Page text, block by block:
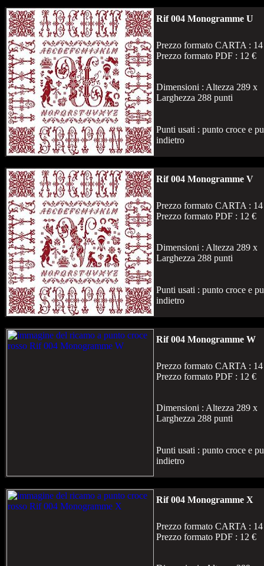
Rif 004 Monogramme U
Prezzo formato CARTA :
Prezzo formato PDF : 12 €
Dimensioni : Altezza 289 x
Larghezza 288 punti
Punti usati : punto croce e
indietro
Rif 004 Monogramme V
Prezzo formato CARTA :
Prezzo formato PDF : 12 €
Dimensioni : Altezza 289 x
Larghezza 288 punti
Punti usati : punto croce e
indietro
Rif 004 Monogramme W
Prezzo formato CARTA :
Prezzo formato PDF : 12 €
Dimensioni : Altezza 289 x
Larghezza 288 punti
Punti usati : punto croce e
indietro
Rif 004 Monogramme X
Prezzo formato CARTA :
Prezzo formato PDF : 12 €